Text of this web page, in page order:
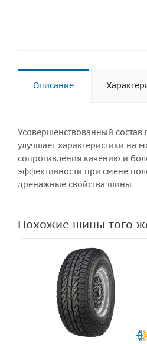
Описание
Усовершенствованный
улучшает характеристики на
сопротивления качению и
эффективности при смене
дренажные свойства шины
Похожие шины того